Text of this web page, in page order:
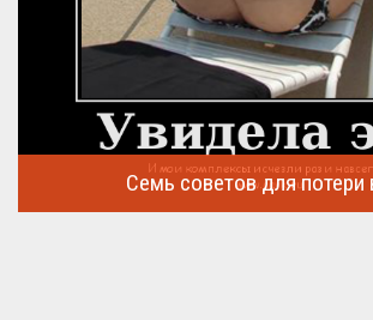
Семь советов для потери